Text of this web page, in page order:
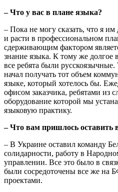
– Что у вас в плане языка?
– Пока не могу сказать, что я им
и расти в профессиональном
сдерживающим фактором
знание языка. К тому же долгое
все ребята были
начал получать тот объем
языке, который хотелось бы.
офисом заказчика, ребятами
оборудование которой мы
языковую практику.
– Что вам пришлось оставить
– В Украине оставил команду
солидарности, работу в
управлении. Все это было в
были сосредоточены все же на
проектами.